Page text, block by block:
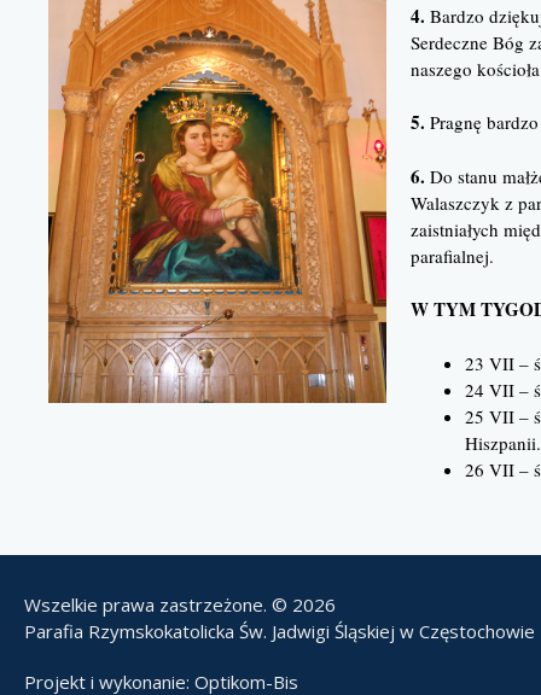
4. Bardzo
Serdeczne Bóg
naszego
5. Pragnę
6. Do stanu
Walaszczyk z
zaistniałych
parafialnej.
W TYM
23 VII –
24 VII –
25 VII –
Hiszpanii.
26 VII –
Wszelkie prawa zastrzeżone. © 2026
Parafia Rzymskokatolicka Św. Jadwigi Śląskiej w Częstochowie
Projekt i wykonanie: Optikom-Bis